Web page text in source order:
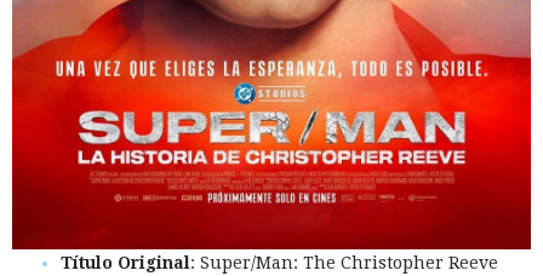
Título Original: Super/Man: The Christopher Reeve